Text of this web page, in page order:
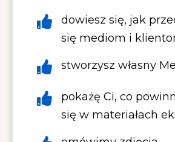
dowiesz się, jak
się mediom i
stworzysz własny
pokażę Ci, co
się w materiałach